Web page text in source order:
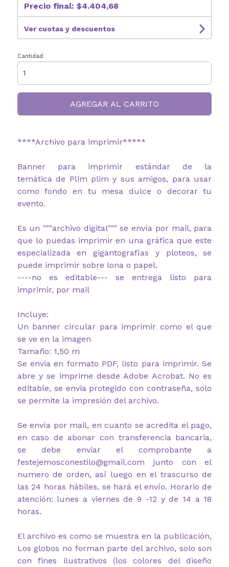
Precio final: $4.404,68
Ver cuotas y descuentos
Cantidad
AGREGAR AL CARRITO
****Archivo para imprimir*****
Banner para imprimir estándar de la
temática de Plim plim y sus amigos, para usar
como fondo en tu mesa dulce o decorar tu
evento.
Es un """archivo digital""" se envía por mail, para
que lo puedas imprimir en una gráfica que este
especializada en gigantografías y ploteos, se
puede imprimir sobre lona o papel.
----no es editable--- se entrega listo para
imprimir, por mail
Incluye:
Un banner circular para imprimir como el que
se ve en la imagen
Tamaño: 1,50 m
Se envia en formato PDF, listo para imprimir. Se
abre y se imprime desde Adobe Acrobat. No es
editable, se envia protegido con contraseña, solo
se permite la impresión del archivo.
Se envía por mail, en cuanto se acredita el pago,
en caso de abonar con transferencia bancaria,
se debe enviar el comprobante a
festejemosconestilo@gmail.com junto con el
numero de orden, así luego en el trascurso de
las 24 horas hábiles, se hará el envío. Horario de
atención: lunes a viernes de 9 -12 y de 14 a 18
horas.
El archivo es como se muestra en la publicación,
Los globos no forman parte del archivo, solo son
con fines ilustrativos (los colores del diseño